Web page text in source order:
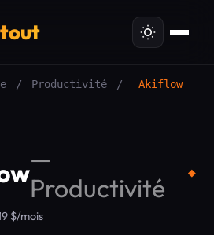
/ Productivité / Akiflow
—
Productivité
◆
$/mois